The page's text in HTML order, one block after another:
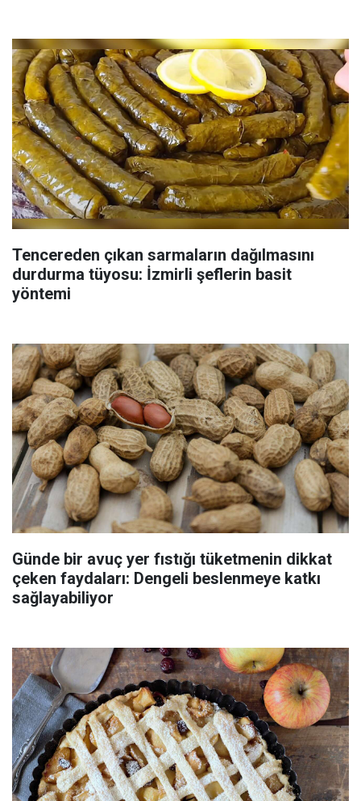
Tencereden çıkan sarmaların dağılmasını
durdurma tüyosu: İzmirli şeflerin basit
yöntemi
Günde bir avuç yer fıstığı tüketmenin dikkat
çeken faydaları: Dengeli beslenmeye katkı
sağlayabiliyor